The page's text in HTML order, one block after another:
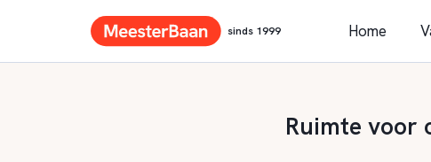
sinds 1999 Home
Ruimte voor